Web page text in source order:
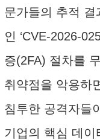
문가들의 추적 결
인 ‘CVE-2026-
증(2FA) 절차를
취약점을 악용하
침투한 공격자들
기업의 핵심 데